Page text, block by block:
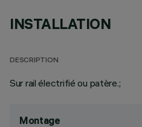
INSTALLATION
DESCRIPTION
Sur rail électrifié ou patère.;
Montage